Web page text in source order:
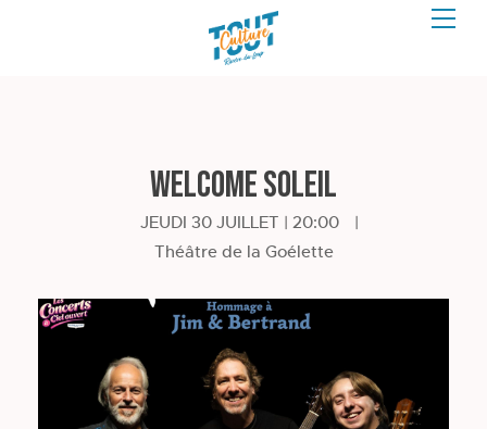
Welcome Soleil
JEUDI 30 JUILLET | 20:00
|
Théâtre de la Goélette